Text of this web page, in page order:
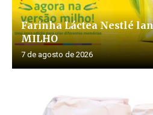
Farinha Láctea Nestlé
MILHO
7 de agosto de 2026